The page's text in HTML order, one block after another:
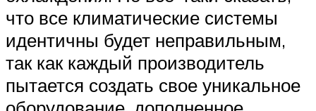
что все климатические системы
идентичны будет неправильным,
так как каждый производитель
пытается создать свое уникальное